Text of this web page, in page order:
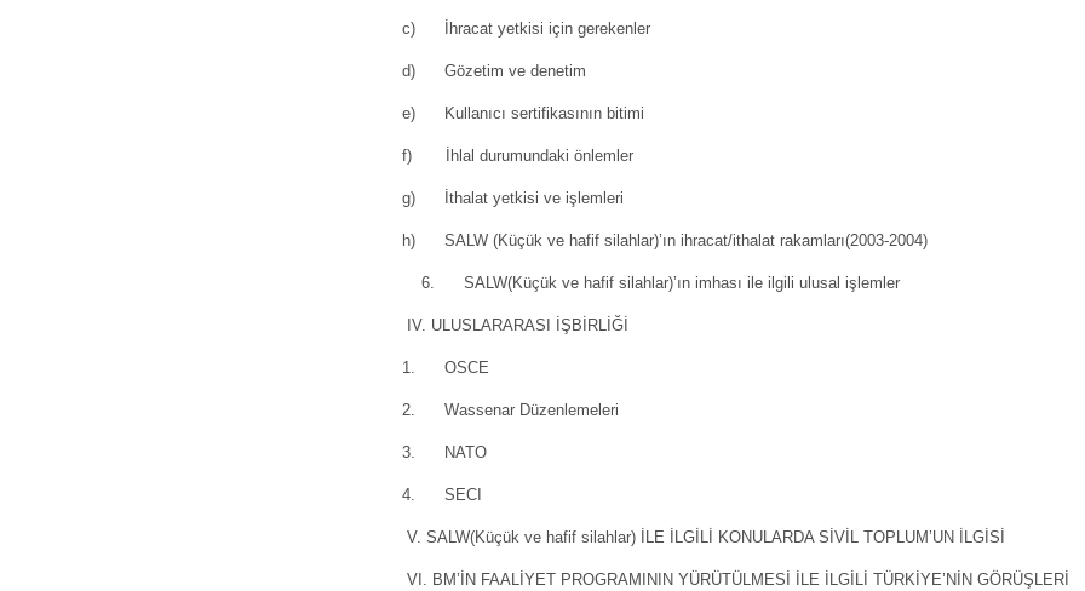
c) İhracat yetkisi için gerekenler
d) Gözetim ve denetim
e) Kullanıcı sertifikasının bitimi
f) İhlal durumundaki önlemler
g) İthalat yetkisi ve işlemleri
h) SALW (Küçük ve hafif silahlar)’ın ihracat/ithalat rakamları(2003-2004)
6. SALW(Küçük ve hafif silahlar)’ın imhası ile ilgili ulusal işlemler
IV. ULUSLARARASI İŞBİRLİĞİ
1. OSCE
2. Wassenar Düzenlemeleri
3. NATO
4. SECI
V. SALW(Küçük ve hafif silahlar) İLE İLGİLİ KONULARDA SİVİL TOPLUM’UN İLGİSİ
VI. BM’İN FAALİYET PROGRAMININ YÜRÜTÜLMESİ İLE İLGİLİ TÜRKİYE’NİN GÖRÜŞLERİ